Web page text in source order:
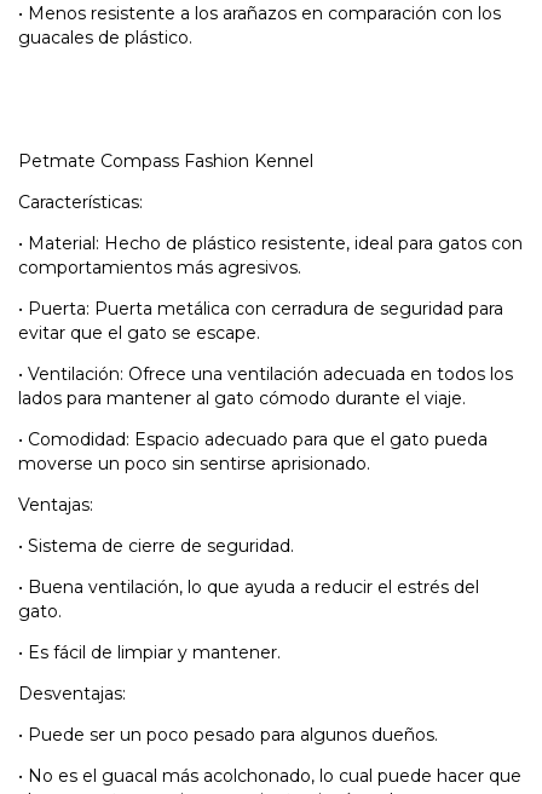
• Menos resistente a los arañazos en comparación con los
guacales de plástico.
Petmate Compass Fashion Kennel
Características:
• Material: Hecho de plástico resistente, ideal para gatos con
comportamientos más agresivos.
• Puerta: Puerta metálica con cerradura de seguridad para
evitar que el gato se escape.
• Ventilación: Ofrece una ventilación adecuada en todos los
lados para mantener al gato cómodo durante el viaje.
• Comodidad: Espacio adecuado para que el gato pueda
moverse un poco sin sentirse aprisionado.
Ventajas:
• Sistema de cierre de seguridad.
• Buena ventilación, lo que ayuda a reducir el estrés del
gato.
• Es fácil de limpiar y mantener.
Desventajas:
• Puede ser un poco pesado para algunos dueños.
• No es el guacal más acolchonado, lo cual puede hacer que